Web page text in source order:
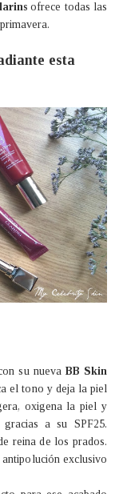
ofrece todas las
esta
su nueva BB Skin
el tono y deja la piel
oxigena la piel y
a su SPF25.
reina de los prados.
exclusivo